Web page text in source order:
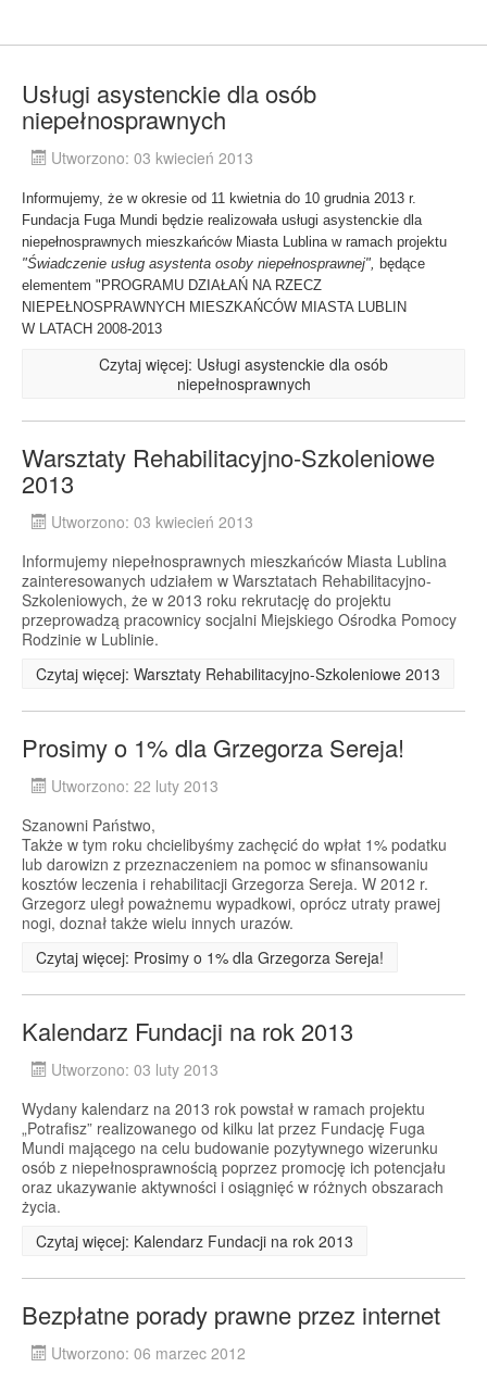
Usługi asystenckie dla osób
niepełnosprawnych
Utworzono: 03 kwiecień 2013
Informujemy, że w okresie od 11 kwietnia do 10 grudnia 2013 r.
Fundacja Fuga Mundi będzie realizowała usługi asystenckie dla
niepełnosprawnych mieszkańców Miasta Lublina w ramach projektu
"Świadczenie usług asystenta osoby niepełnosprawnej", będące
elementem "PROGRAMU DZIAŁAŃ NA RZECZ
NIEPEŁNOSPRAWNYCH MIESZKAŃCÓW MIASTA LUBLIN
W LATACH 2008-2013
Czytaj więcej: Usługi asystenckie dla osób
niepełnosprawnych
Warsztaty Rehabilitacyjno-Szkoleniowe
2013
Utworzono: 03 kwiecień 2013
Informujemy niepełnosprawnych mieszkańców Miasta Lublina
zainteresowanych udziałem w Warsztatach Rehabilitacyjno-
Szkoleniowych, że w 2013 roku rekrutację do projektu
przeprowadzą pracownicy socjalni Miejskiego Ośrodka Pomocy
Rodzinie w Lublinie.
Czytaj więcej: Warsztaty Rehabilitacyjno-Szkoleniowe 2013
Prosimy o 1% dla Grzegorza Sereja!
Utworzono: 22 luty 2013
Szanowni Państwo,
Także w tym roku chcielibyśmy zachęcić do wpłat 1% podatku
lub darowizn z przeznaczeniem na pomoc w sfinansowaniu
kosztów leczenia i rehabilitacji Grzegorza Sereja. W 2012 r.
Grzegorz uległ poważnemu wypadkowi, oprócz utraty prawej
nogi, doznał także wielu innych urazów.
Czytaj więcej: Prosimy o 1% dla Grzegorza Sereja!
Kalendarz Fundacji na rok 2013
Utworzono: 03 luty 2013
Wydany kalendarz na 2013 rok powstał w ramach projektu
„Potrafisz” realizowanego od kilku lat przez Fundację Fuga
Mundi mającego na celu budowanie pozytywnego wizerunku
osób z niepełnosprawnością poprzez promocję ich potencjału
oraz ukazywanie aktywności i osiągnięć w różnych obszarach
życia.
Czytaj więcej: Kalendarz Fundacji na rok 2013
Bezpłatne porady prawne przez internet
Utworzono: 06 marzec 2012